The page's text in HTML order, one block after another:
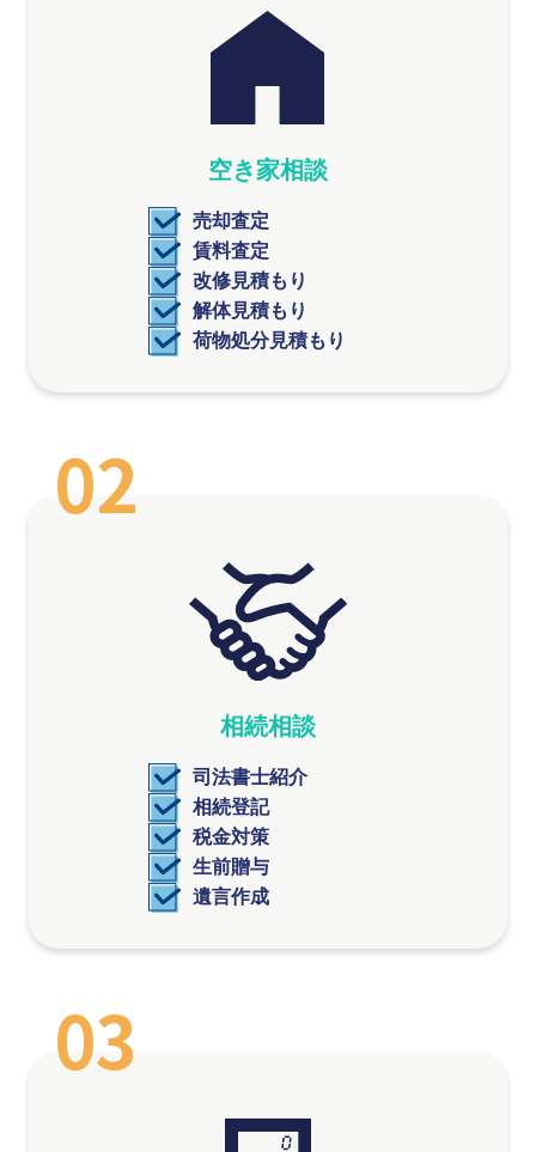
空き家相談
売却査定
賃料査定
改修見積もり
解体見積もり
荷物処分見積もり
02
相続相談
司法書士紹介
相続登記
税金対策
生前贈与
遺言作成
03